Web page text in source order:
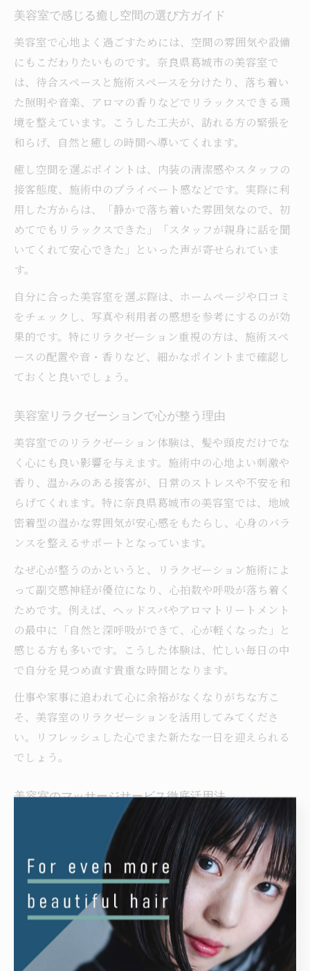
美容室で感じる癒し空間の選び方ガイド
美容室で心地よく過ごすためには、空間の雰囲気や設備
にもこだわりたいものです。奈良県葛城市の美容室で
は、待合スペースと施術スペースを分けたり、落ち着い
た照明や音楽、アロマの香りなどでリラックスできる環
境を整えています。こうした工夫が、訪れる方の緊張を
和らげ、自然と癒しの時間へ導いてくれます。
癒し空間を選ぶポイントは、内装の清潔感やスタッフの
接客態度、施術中のプライベート感などです。実際に利
用した方からは、「静かで落ち着いた雰囲気なので、初
めてでもリラックスできた」「スタッフが親身に話を聞
いてくれて安心できた」といった声が寄せられていま
す。
自分に合った美容室を選ぶ際は、ホームページや口コミ
をチェックし、写真や利用者の感想を参考にするのが効
果的です。特にリラクゼーション重視の方は、施術スペ
ースの配置や音・香りなど、細かなポイントまで確認し
ておくと良いでしょう。
美容室リラクゼーションで心が整う理由
美容室でのリラクゼーション体験は、髪や頭皮だけでな
く心にも良い影響を与えます。施術中の心地よい刺激や
香り、温かみのある接客が、日常のストレスや不安を和
らげてくれます。特に奈良県葛城市の美容室では、地域
密着型の温かな雰囲気が安心感をもたらし、心身のバラ
ンスを整えるサポートとなっています。
なぜ心が整うのかというと、リラクゼーション施術によ
って副交感神経が優位になり、心拍数や呼吸が落ち着く
ためです。例えば、ヘッドスパやアロマトリートメント
の最中に「自然と深呼吸ができて、心が軽くなった」と
感じる方も多いです。こうした体験は、忙しい毎日の中
で自分を見つめ直す貴重な時間となります。
仕事や家事に追われて心に余裕がなくなりがちな方こ
そ、美容室のリラクゼーションを活用してみてくださ
い。リフレッシュした心でまた新たな一日を迎えられる
でしょう。
美容室のマッサージサービス徹底活用法
美容室のマッサージサービスを最大限に活用するために
は、事前のカウンセリングが重要です。奈良県葛城市の
美容室では、頭皮の状態や肩・首のコリ具合を丁寧にヒ
アリングし、個々に合わせた施術を提案しています。自
分の悩みや希望を具体的に伝えることで、より効果的な
マッサージが受けられます。
施術後は、血行促進やリフレッシュ効果を感じやすくな